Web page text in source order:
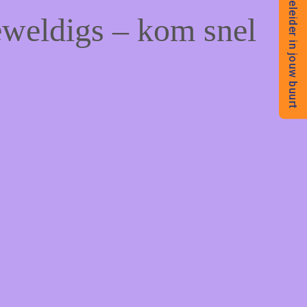
– kom snel
Begeleider in jouw buurt